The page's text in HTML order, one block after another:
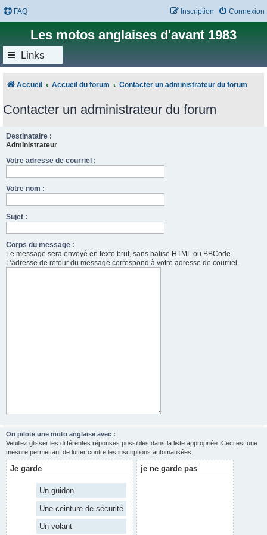
FAQ Connexion
Inscription
Les motos anglaises d'avant 1983
Links
Accueil Accueil du forum Contacter un administrateur du forum
Contacter un administrateur du forum
Destinataire :
Administrateur
Votre adresse de courriel :
Votre nom :
Sujet :
Corps du message :
Le message sera envoyé en texte brut, sans balise HTML ou BBCode.
L’adresse de retour du message correspond à votre adresse de courriel.
On pilote une moto anglaise avec :
Veuillez glisser les différentes réponses possibles dans la liste appropriée. Ceci est une
mesure permettant de lutter contre les inscriptions automatisées.
Je garde
Un guidon
Une ceinture de sécurité
Un volant
je ne garde pas